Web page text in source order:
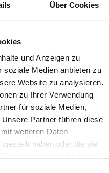
Über Cookies
und Anzeigen zu
soziale Medien anbieten zu
Website zu analysieren.
zu Ihrer Verwendung
für soziale Medien,
Partner führen diese
weiteren Daten
haben oder die sie